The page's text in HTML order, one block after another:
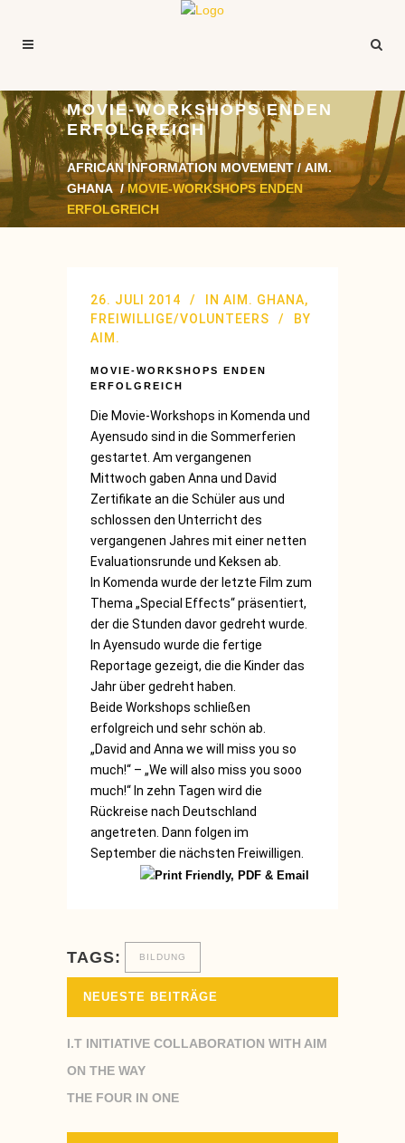
MOVIE-WORKSHOPS ENDEN
ERFOLGREICH
AFRICAN INFORMATION MOVEMENT/ AIM.
GHANA /MOVIE-WORKSHOPS ENDEN
ERFOLGREICH
26. JULI 2014 IN AIM. GHANA,
FREIWILLIGE/VOLUNTEERS
BY
AIM.
MOVIE-WORKSHOPS ENDEN
ERFOLGREICH
Die Movie-Workshops in Komenda und
Ayensudo sind in die Sommerferien
gestartet. Am vergangenen
Mittwoch gaben Anna und David
Zertifikate an die Schüler aus und
schlossen den Unterricht des
vergangenen Jahres mit einer netten
Evaluationsrunde und Keksen ab.
In Komenda wurde der letzte Film zum
Thema „Special Effects“ präsentiert,
der die Stunden davor gedreht wurde.
In Ayensudo wurde die fertige
Reportage gezeigt, die die Kinder das
Jahr über gedreht haben.
Beide Workshops schließen
erfolgreich und sehr schön ab.
„David and Anna we will miss you so
much!“ – „We will also miss you sooo
much!“ In zehn Tagen wird die
Rückreise nach Deutschland
angetreten. Dann folgen im
September die nächsten Freiwilligen.
TAGS: BILDUNG
NEUESTE BEITRÄGE
I.T INITIATIVE COLLABORATION WITH AIM
ON THE WAY
THE FOUR IN ONE